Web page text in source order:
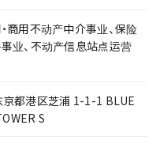
商用不动产中介事业、保险
业、不动产信息站点运营
都港区芝浦 1-1-1 BLUE
S